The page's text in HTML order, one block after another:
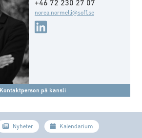
+46 72 230 27 07
norea.normelli@soff.se
Kontaktperson på kansli
Nyheter Kalendarium